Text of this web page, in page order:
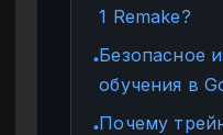
1 Remake?
●Безопасное
обучения в
●Почему